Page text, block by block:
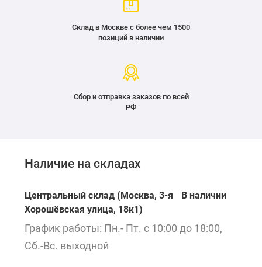
Склад в Москве с более чем 1500
позиций в наличии
Сбор и отправка заказов по всей
РФ
Наличие на складах
Центральный склад (Москва, 3-я
Хорошёвская улица, 18к1)
В наличии
График работы: Пн.- Пт. с 10:00 до 18:00,
Сб.-Вс. выходной